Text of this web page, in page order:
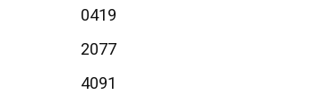
0419
2077
4091